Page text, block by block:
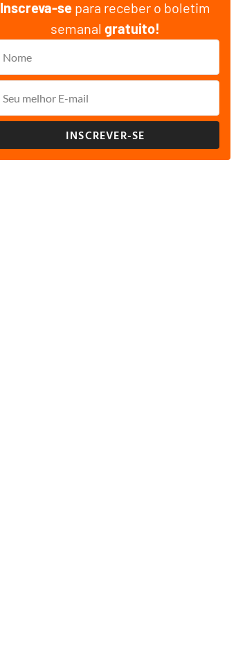
Inscreva-se para receber o boletim
semanalgratuito!
INSCREVER-SE